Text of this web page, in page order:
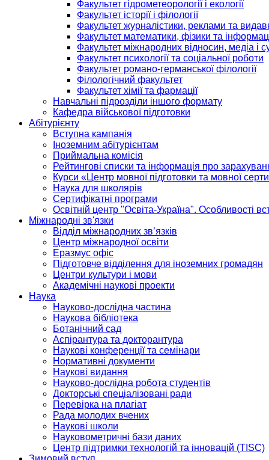
Факультет гідрометеорології і екології
Факультет історії і філології
Факультет журналістики, реклами та
Факультет математики, фізики та
Факультет міжнародних відносин, медіа і
Факультет психології та соціальної роботи
Факультет романо-германської філології
Філологічний факультет
Факультет хімії та фармації
Навчальні підрозділи іншого формату
Кафедра військової підготовки
Абітурієнту
Вступна кампанія
Іноземним абітурієнтам
Приймальна комісія
Рейтингові списки та інформація про
Курси «Центр мовної підготовки та мовної
Наука для школярів
Сертифікатні програми
Освітній центр "Освіта-Україна". Особливості
Міжнародні зв'язки
Відділ міжнародних зв’язків
Центр міжнародної освіти
Еразмус офіс
Підготовче відділення для іноземних громадян
Центри культури і мови
Академічні наукові проекти
Наука
Науково-дослідна частина
Наукова бібліотека
Ботанічний сад
Аспірантура та докторантура
Наукові конференції та семінари
Нормативні документи
Наукові видання
Науково-дослідна робота студентів
Докторські спеціалізовані ради
Перевірка на плагіат
Рада молодих вчених
Наукові школи
Науковометричні бази даних
Центр підтримки технологій та інновацій (TISC)